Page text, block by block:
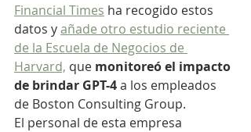
Financial Times ha recogido estos
datos y añade otro estudio reciente
de la Escuela de Negocios de
Harvard, que monitoreó el impacto
de brindar GPT-4 a los empleados
de Boston Consulting Group.
El personal de esta empresa